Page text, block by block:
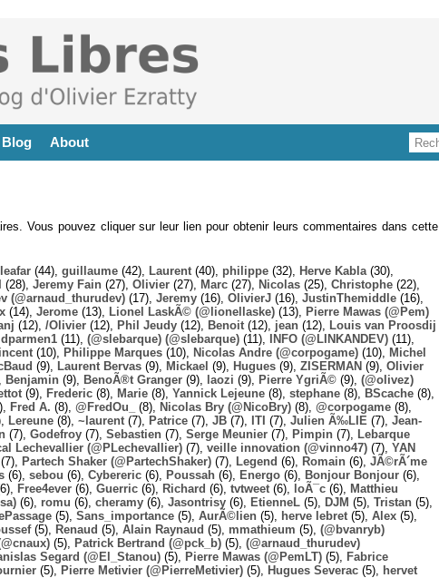
Blog About
Vous pouvez cliquer sur leur lien pour obtenir leurs commentaires dans cette
leafar (44), guillaume (42), Laurent (40), philippe (32), Herve Kabla (30),
(28), Jeremy Fain (27), Olivier (27), Marc (27), Nicolas (25), Christophe (22),
(@arnaud_thurudev) (17), Jeremy (16), OlivierJ (16), JustinThemiddle (16),
(14), Jerome (13), Lionel LaskÃ© (@lionellaske) (13),
Pierre Mawas (@Pem)
(12), /Olivier (12), Phil Jeudy (12), Benoit (12), jean (12),
Louis van Proosdij
dparmen1 (11), (@slebarque) (@slebarque) (11), INFO (@LINKANDEV) (11),
(10), Philippe Marques (10), Nicolas Andre (@corpogame) (10),
Michel
(9), Laurent Bervas (9), Mickael (9), Hugues (9), ZISERMAN (9), Olivier
Benjamin (9), BenoÃ®t Granger (9), laozi (9), Pierre YgriÃ© (9), (@olivez)
(9), Frederic (8), Marie (8), Yannick Lejeune (8), stephane (8), BScache (8),
Fred A. (8), @FredOu_ (8), Nicolas Bry (@NicoBry) (8), @corpogame (8),
Lereune (8), ~laurent (7), Patrice (7), JB (7), ITI (7), Julien Ã‰LIE (7), Jean-
(7), Godefroy (7), Sebastien (7), Serge Meunier (7), Pimpin (7),
Lebarque
Lechevallier (@PLechevallier) (7), veille innovation (@vinno47) (7), YAN
(7), Partech Shaker (@PartechShaker) (7), Legend (6), Romain (6), JÃ©rÃ´me
(6), sebou (6), Cybereric (6), Poussah (6), Energo (6), Bonjour Bonjour (6),
Free4ever (6), Guerric (6), Richard (6), tvtweet (6), loÃ¯c (6),
Matthieu
(6), romu (6), cheramy (6), Jasontrisy (6), EtienneL (5), DJM (5), Tristan (5),
(5), Sans_importance (5), AurÃ©lien (5), herve lebret (5), Alex (5),
(5), Renaud (5), Alain Raynaud (5), mmathieum (5), (@bvanryb)
(5), Patrick Bertrand (@pck_b) (5), (@arnaud_thurudev)
Segard (@El_Stanou) (5), Pierre Mawas (@PemLT) (5),
Fabrice
(5), Pierre Metivier (@PierreMetivier) (5), Hugues Severac (5),
hervet